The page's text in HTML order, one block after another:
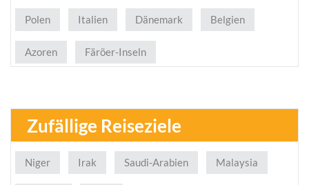
Polen Italien Dänemark Belgien
Azoren Färöer-Inseln
Zufällige Reiseziele
Niger Irak Saudi-Arabien Malaysia